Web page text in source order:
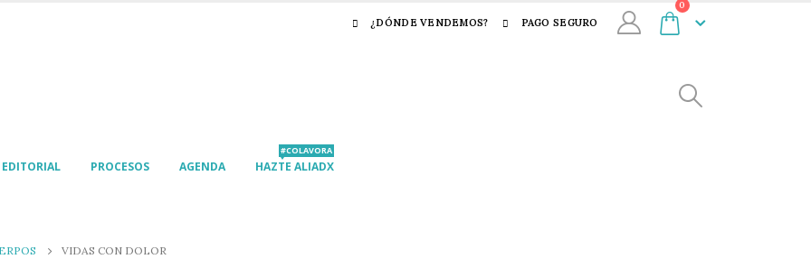
¿DÓNDE VENDEMOS? PAGO SEGURO
0
EDITORIAL PROCESOS AGENDA HAZTE ALIADX
#COLAVORA
VIDAS CON DOLOR